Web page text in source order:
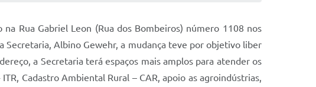
Rua Gabriel Leon (Rua dos Bombeiros) número 1108 nos
Albino Gewehr, a mudança teve por objetivo liber
a Secretaria terá espaços mais amplos para atender os
Cadastro Ambiental Rural – CAR, apoio as agroindústrias,